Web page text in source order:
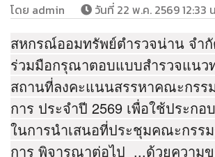
โดย admin วันที่ 22 พ.ค. 2569 12:33
สหกรณ์ออมทรัพย์ตำรวจน่าน จำ
ร่วมมือกรุณาตอบแบบสำรวจแนว
สถานที่ลงคะแนนสรรหาคณะกรร
การ ประจำปี 2569 เพื่อใช้ประกอ
ในการนำเสนอที่ประชุมคณะกรร
การ พิจารณาต่อไป ...ด้วยความ